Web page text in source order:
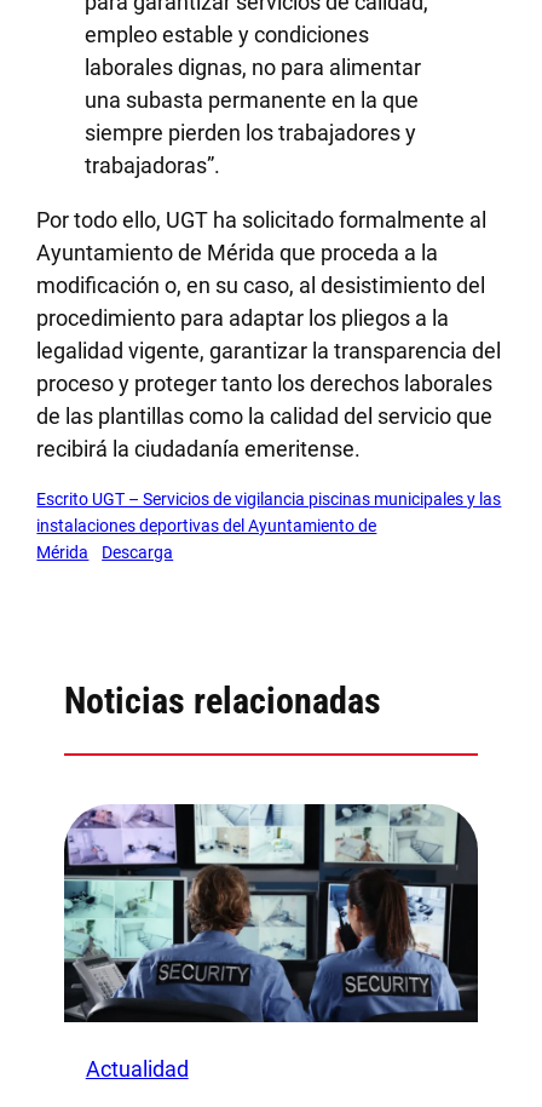
empleo estable y condiciones
laborales dignas, no para alimentar
una subasta permanente en la que
siempre pierden los trabajadores y
trabajadoras”.
Por todo ello, UGT ha solicitado formalmente al
Ayuntamiento de Mérida que proceda a la
modificación o, en su caso, al desistimiento del
procedimiento para adaptar los pliegos a la
legalidad vigente, garantizar la transparencia del
proceso y proteger tanto los derechos laborales
de las plantillas como la calidad del servicio que
recibirá la ciudadanía emeritense.
Escrito UGT – Servicios de vigilancia piscinas municipales y las
instalaciones deportivas del Ayuntamiento de
Mérida
Descarga
Noticias relacionadas
Actualidad